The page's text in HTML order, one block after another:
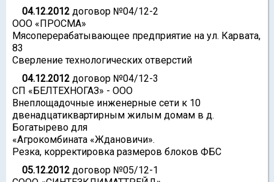
04.12.2012 договор №04/12-2
ООО «ПРОСМА»
Мясоперерабатывающее предприятие на ул. Карвата,
83
Сверление технологических отверстий
04.12.2012 договор №04/12-3
СП «БЕЛТЕХНОГАЗ» - ООО
Внеплощадочные инженерные сети к 10
двенадцатиквартирным жилым домам в д.
Богатырево для
«Агрокомбината «Ждановичи».
Резка, корректировка размеров блоков ФБС
05.12.2012 договор №05/12-1